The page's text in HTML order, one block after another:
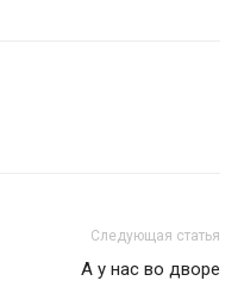
Следующая статья
А у нас во дворе